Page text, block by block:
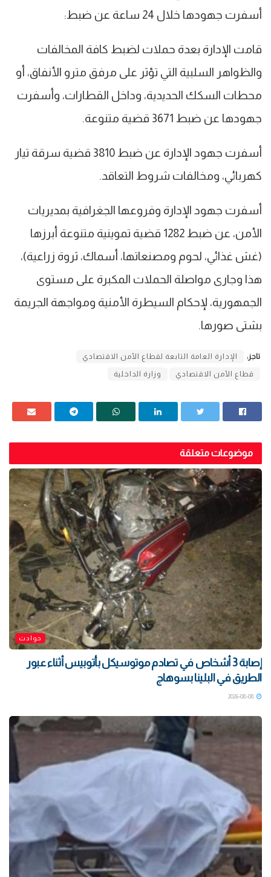
أسفرت جهودها خلال 24 ساعة عن ضبط:
قامت الإدارة بعدة حملات لضبط كافة المخالفات
والظواهر السلبية التي تؤثر على مرفق مترو الأنفاق، أو
محطات السكك الحديدية، وداخل القطارات، وأسفرت
جهودها عن ضبط 3671 قضية متنوعة.
أسفرت جهود الإدارة عن ضبط 3810 قضية سرقة تيار
كهربائي، ومخالفات شروط التعاقد.
أسفرت جهود الإدارة وفروعها الجغرافية بمديريات
الأمن، عن ضبط 1282 قضية تموينية متنوعة أبرزها
(غش غذائي، لحوم ومصنعاتها، أسماك، ثروة زراعية)،
هذا وجارى مواصلة الحملات المكبرة على مستوى
الجمهورية، لإحكام السيطرة الأمنية ومواجهة الجريمة
بشتى صورها.
تاجز: الإدارة العامة التابعة لقطاع الأمن الاقتصادي
قطاع الأمن الاقتصادي وزارة الداخلية
موضوعات متعلقة
حوادث
إصابة 3 أشخاص في تصادم موتوسيكل بأتوبيس أثناء عبور
الطريق في البلينا بسوهاج